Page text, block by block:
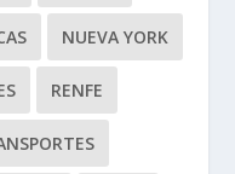
NUEVA YORK
RENFE